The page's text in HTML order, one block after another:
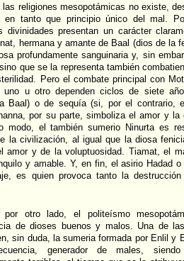
las religiones mesopotámicas no existe,
en tanto que principio único del mal.
divinidades presentan un carácter
hermana y amante de Baal (dios de la
profundamente sanguinaria y, sin
que se la representa también
Pero el combate principal con
uno u otro dependen ciclos de siete
Baal) o de sequía (si, por el contrario,
por su parte, simboliza el amor y
modo, el también sumerio Ninurta es
la civilización, al igual que la diosa
amor y de la voluptuosidad. Tiamat, el
y amable. Y, en fin, el asirio Hadad
es quien provoca tanto la
por otro lado, el politeísmo
de dioses buenos y malos. Una de
sin duda, la sumeria formada por Enlil y
generador de males,